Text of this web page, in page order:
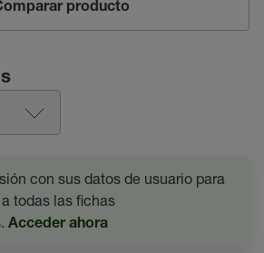
producto
con sus datos de usuario para
todas las fichas
Acceder ahora